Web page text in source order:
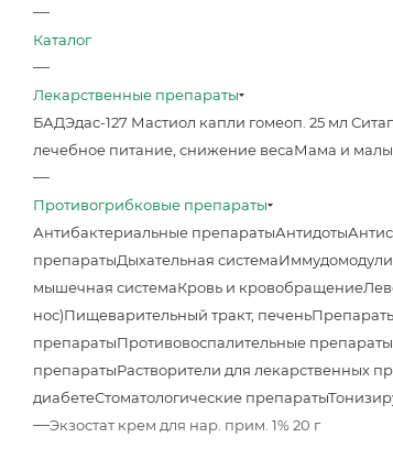
—
Каталог
—
Лекарственные препараты
БАДЭдас-127 Мастиол капли гомеоп. 25 мл
лечебное питание, снижение весаМама и
—
Противогрибковые препараты
Антибактериальные препаратыАнтидоты
препаратыДыхательная система
мышечная системаКровь и кровобращение
нос)Пищеварительный тракт, печень
препаратыПротивовоспалительные
препаратыРастворители для лекарственных
диабетеСтоматологические препараты
—Экзостат крем для нар. прим. 1% 20 г